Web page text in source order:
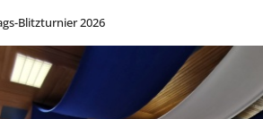
Blitzturnier 2026